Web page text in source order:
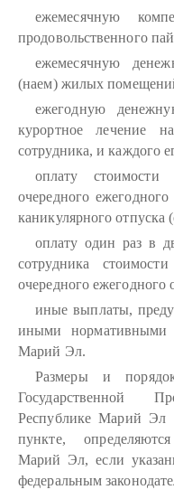
ежемесячную
продовольственного
ежемесячную
(наем) жилых
ежегодную
курортное лечение
сотрудника, и каждого
оплату
очередного
каникулярного отпуска
оплату один раз в
сотрудника
очередного ежегодного
иные выплаты,
иными нормативными
Марий Эл.
Размеры и
Государственной
Республике Марий Эл
пункте,
Марий Эл, если
федеральным